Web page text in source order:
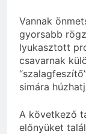
Vannak
gyorsabb
lyukasztott
csavarnak
simára
A következő
előnyüket